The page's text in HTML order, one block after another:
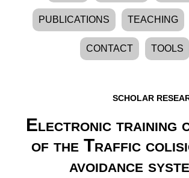
PUBLICATIONS TEACHING
CONTACT TOOLS
SCHOLAR
Electronic training
of the Traffic
avoidance